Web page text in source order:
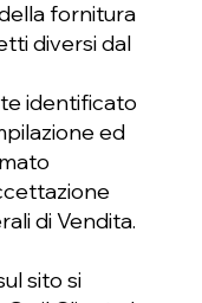
fornitura
diversi dal
identificato
ed
di Vendita.
sito si